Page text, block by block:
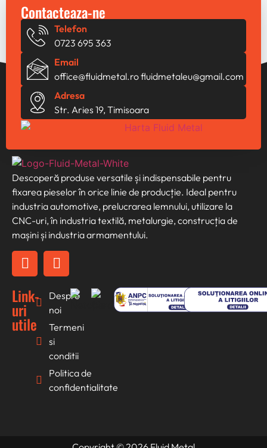
Descoperă produse versatile și indispensabile pentru
fixarea pieselor în orice linie de producție. Ideal pentru
industria automotive, prelucrarea lemnului, utilizare la
CNC-uri, în industria textilă, metalurgie, construcția de
mașini și industria armamentului.
Link-
uri
utile
Despre
noi
Termeni
si
conditii
Politica de
confidentialitate
Contacteaza-ne
Telefon
0723 695 363
Email
office@fluidmetal.rofluidmetaleu@gmail.com
Adresa
Str. Aries 19, Timisoara